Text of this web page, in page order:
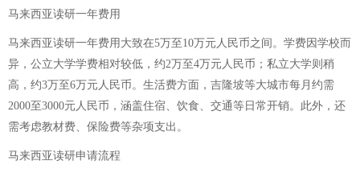
马来西亚读研一年费用
马来西亚读研一年费用大致在5万至10万元人民币之间。学费因学校而
异，公立大学学费相对较低，约2万至4万元人民币；私立大学则稍
高，约3万至6万元人民币。生活费方面，吉隆坡等大城市每月约需
2000至3000元人民币，涵盖住宿、饮食、交通等日常开销。此外，还
需考虑教材费、保险费等杂项支出。
马来西亚读研申请流程